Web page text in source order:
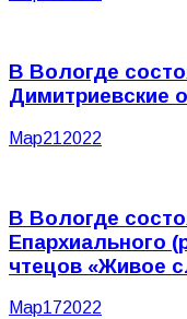
В Вологде
Димитриевские
Мар212022
В Вологде
Епархиального
чтецов «Живое
Мар172022